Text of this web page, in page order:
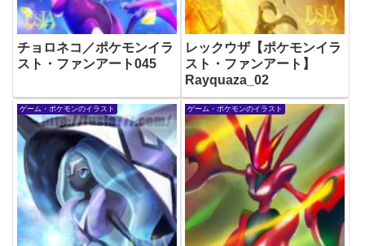
チョロネコ／ポケモンイラ
スト・ファンアート045
レックウザ【ポケモンイラ
スト・ファンアート】
Rayquaza_02
ゲーム・ポケモンのイラスト ゲーム・ポケモンのイラスト